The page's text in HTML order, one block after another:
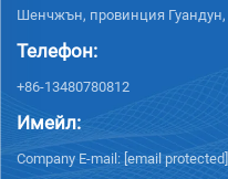
Шенчжън, провинция Гуандун,
Телефон:
+86-13480780812
Имейл:
Company E-mail: [email protected]